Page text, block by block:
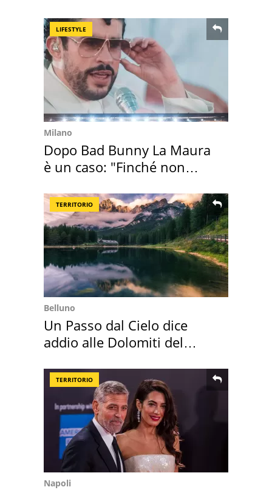
LIFESTYLE
Milano
Dopo Bad Bunny La Maura
è un caso: "Finché non
TERRITORIO
Belluno
Un Passo dal Cielo dice
addio alle Dolomiti del
TERRITORIO
Napoli